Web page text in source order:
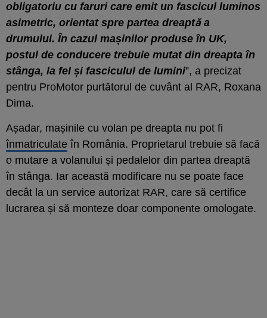
obligatoriu cu faruri care emit un fascicul luminos
asimetric, orientat spre partea dreaptă a
drumului. În cazul mașinilor produse în UK,
postul de conducere trebuie mutat din dreapta în
stânga, la fel și fasciculul de lumini”, a precizat
pentru ProMotor purtătorul de cuvânt al RAR, Roxana
Dima.
Așadar, mașinile cu volan pe dreapta nu pot fi
înmatriculate în România. Proprietarul trebuie să facă
o mutare a volanului și pedalelor din partea dreaptă
în stânga. Iar această modificare nu se poate face
decât la un service autorizat RAR, care să certifice
lucrarea și să monteze doar componente omologate.